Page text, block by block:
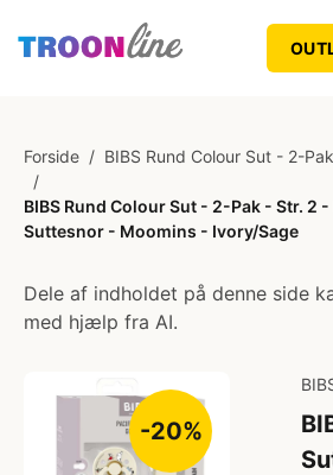
Forside / BIBS Rund Colour Sut - 2-
/
BIBS Rund Colour Sut - 2-Pak - Str. 2
Suttesnor - Moomins - Ivory/Sage
Dele af indholdet på denne side
med hjælp fra AI.
-20%